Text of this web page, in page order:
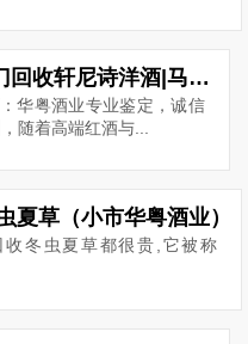
广州回收洋酒|上门回收轩尼诗洋酒|马爹利|人头马路易十三洋酒回收
华粤酒业专业鉴定，诚信
随着高端红酒与...
夏草（小市华粤酒业）
收冬虫夏草都很贵,它被称